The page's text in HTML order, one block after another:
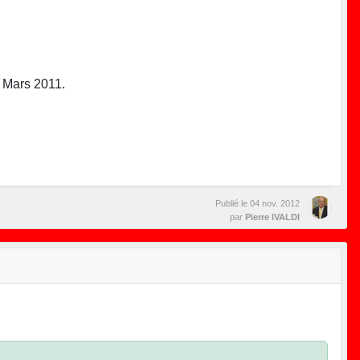
2011.
Publié le 04 nov. 2012
par Pierre IVALDI